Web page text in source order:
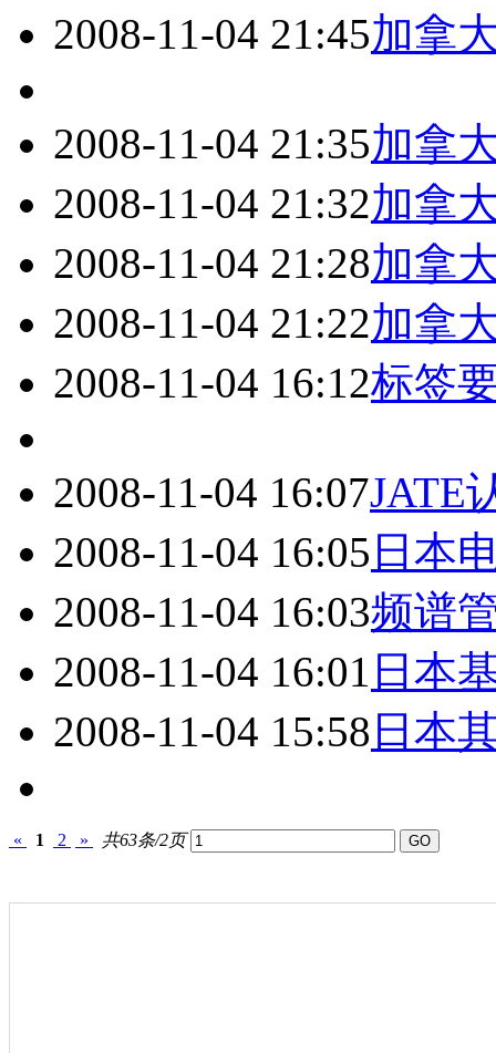
2008-11-04 21:45加拿
2008-11-04 21:35加拿
2008-11-04 21:32加拿
2008-11-04 21:28加拿
2008-11-04 21:22加拿
2008-11-04 16:12标签
2008-11-04 16:07JATE
2008-11-04 16:05 日本
2008-11-04 16:03频谱
2008-11-04 16:01 日本
2008-11-04 15:58 日本
« 1 2 » 共63条/2页